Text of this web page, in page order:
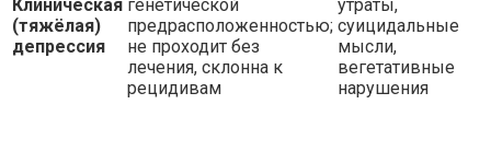
Клиническая
(тяжёлая)
депрессия
генетической
предрасположенностью;
не проходит без
лечения, склонна к
рецидивам
утраты,
суицидальные
мысли,
вегетативные
нарушения